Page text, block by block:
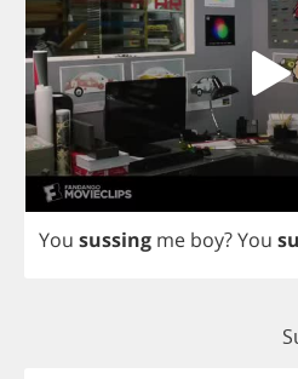
You sussing me boy?You